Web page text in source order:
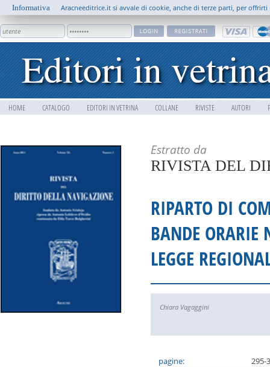
HOME CATALOGO EDITORI IN VETRINA COLLANE RIVISTE AUTORI
Informativa Aracneeditrice.it si avvale di cookie, anche di terze parti, per
Estratto da
RIVISTA DEL
RIPARTO DI
BANDE ORARIE
LEGGE
Chiara Vagaggini
pagine:
295-